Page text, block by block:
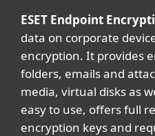
ESET Endpoint
data on corporate
encryption. It provides
folders, emails and
media, virtual disks as
easy to use, offers full
encryption keys and